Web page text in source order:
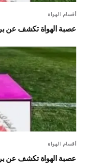
أقسام الهواة
عصبة الهواة تكشف عن
أقسام الهواة
عصبة الهواة تكشف عن